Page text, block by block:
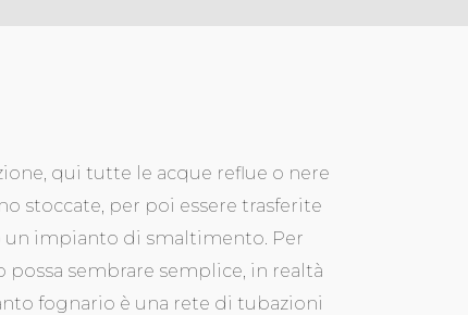
qui tutte le acque reflue o nere
stoccate, per poi essere trasferite
un impianto di smaltimento. Per
possa sembrare semplice, in realtà
fognario è una rete di tubazioni